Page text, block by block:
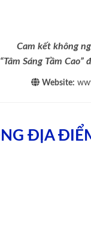
Cam kết không
Sáng Tầm
Website:
ĐỊA